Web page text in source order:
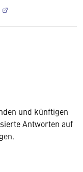
und künftigen
Antworten auf